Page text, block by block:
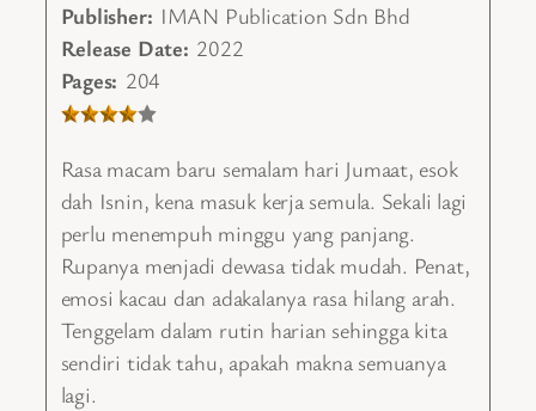
Publisher: IMAN Publication Sdn Bhd
Release Date: 2022
Pages: 204
Rasa macam baru semalam hari Jumaat, esok
dah Isnin, kena masuk kerja semula. Sekali lagi
perlu menempuh minggu yang panjang.
Rupanya menjadi dewasa tidak mudah. Penat,
emosi kacau dan adakalanya rasa hilang arah.
Tenggelam dalam rutin harian sehingga kita
sendiri tidak tahu, apakah makna semuanya
lagi.